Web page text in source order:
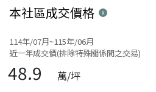
本社區成交價格
114年/07月~115年/06月
近一年成交價(排除特殊關係間之交易)
48.9 萬/坪